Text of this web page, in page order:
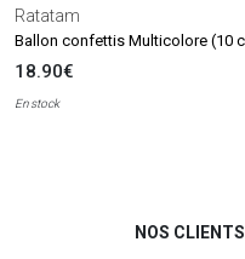
Ratatam
18.90€
En stock
NOS